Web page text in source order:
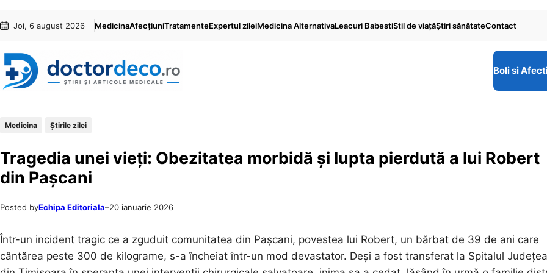
conținut
content
Joi, 6 august 2026 MedicinaAfecțiuniTratamenteExpertul zileiMedicina AlternativaLeacuri BabestiStil de viaţăŞtiri sănătateContact
Boli si
Medicina Știrile zilei
Tragedia unei vieți: Obezitatea morbidă și lupta pierdută a lui Robert
din Pașcani
Posted byEchipa Editoriala–20 ianuarie 2026
Într-un incident tragic ce a zguduit comunitatea din Pașcani, povestea lui Robert, un bărbat de 39 de ani care
cântărea peste 300 de kilograme, s-a încheiat într-un mod devastator. Deși a fost transferat la Spitalul